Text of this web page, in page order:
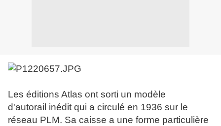
Les éditions Atlas ont sorti un modèle
d'autorail inédit qui a circulé en 1936 sur le
réseau PLM. Sa caisse a une forme particulière